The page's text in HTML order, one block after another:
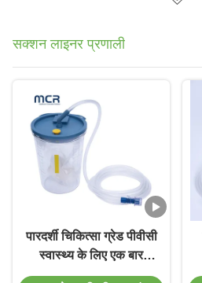
सक्शन लाइनर प्रणाली
पारदर्शी चिकित्सा ग्रेड पीवीसी
स्वास्थ्य के लिए एक बार
इस्तेमाल करने योग्य सक्शन